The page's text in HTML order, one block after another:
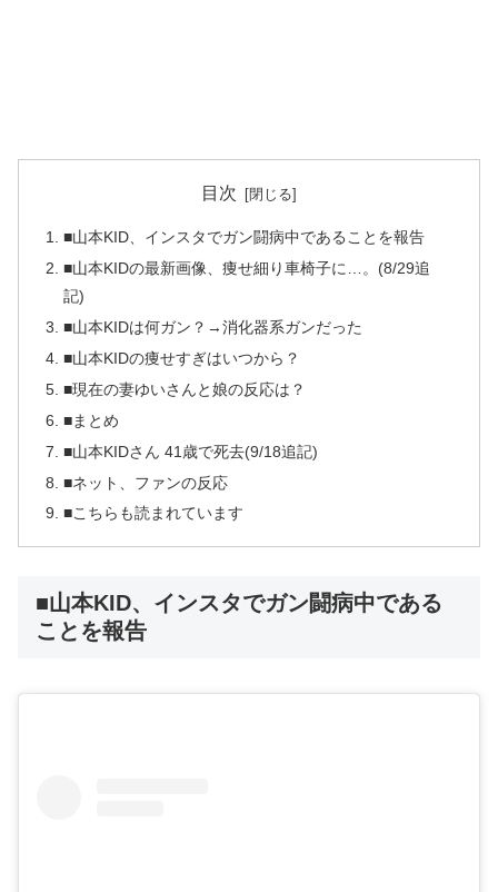
目次
■山本KID、インスタでガン闘病中であることを報告
■山本KIDの最新画像、痩せ細り車椅子に…。(8/29追
記)
■山本KIDは何ガン？→消化器系ガンだった
■山本KIDの痩せすぎはいつから？
■現在の妻ゆいさんと娘の反応は？
■まとめ
■山本KIDさん 41歳で死去(9/18追記)
■ネット、ファンの反応
■こちらも読まれています
■山本KID、インスタでガン闘病中である
ことを報告